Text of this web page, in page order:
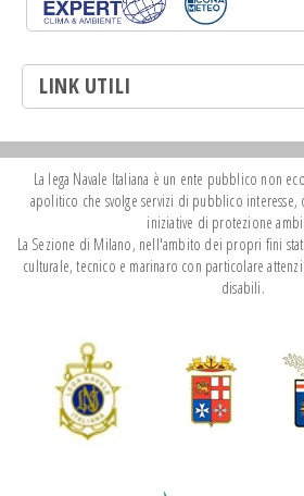
LINK UTILI
La lega Navale Italiana è un ente pubblico non
apolitico che svolge servizi di pubblico
iniziative di protezione
La Sezione di Milano, nell'ambito dei propri fini
culturale, tecnico e marinaro con particolare
disabili.